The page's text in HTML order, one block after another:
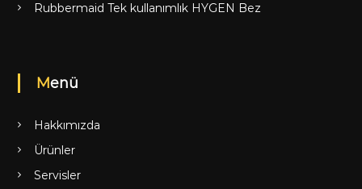
Rubbermaid Tek kullanımlık HYGEN Bez
Menü
Hakkımızda
Ürünler
Servisler